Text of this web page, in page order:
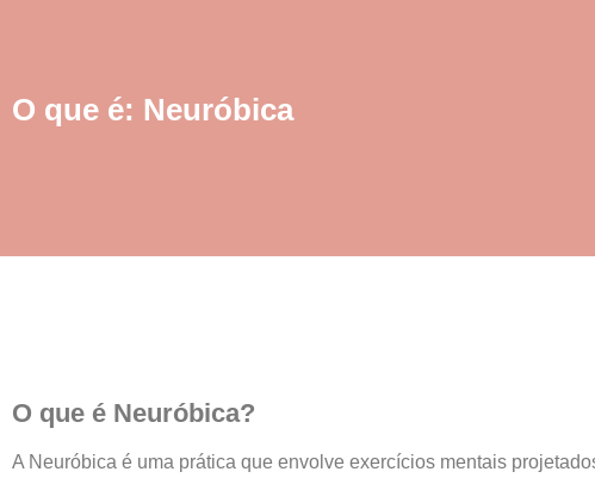
O que é: Neuróbica
O que é Neuróbica?
A Neuróbica é uma prática que envolve exercícios mentais